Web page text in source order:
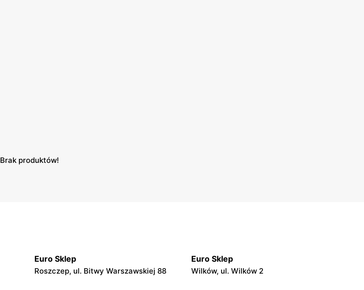
Brak produktów!
Euro Sklep
Roszczep, ul. Bitwy Warszawskiej 88
Euro Sklep
Wilków, ul. Wilków 2